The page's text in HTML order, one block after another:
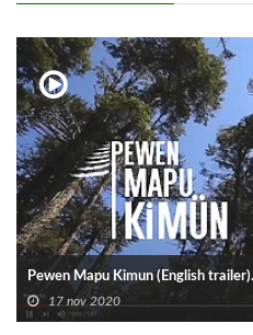
Pewen Mapu Kimun (English trailer).
17 nov 2020